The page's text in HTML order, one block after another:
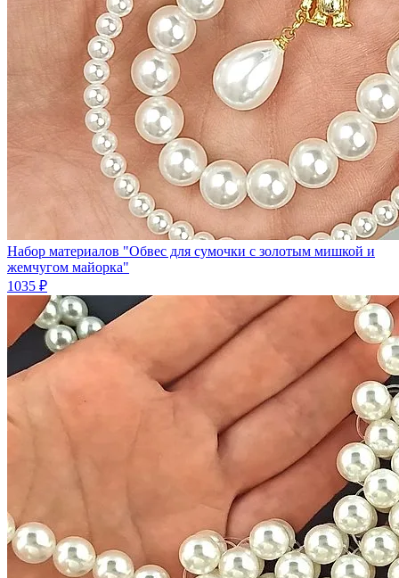
Набор материалов "Обвес для сумочки с золотым мишкой и
жемчугом майорка"
1035 ₽